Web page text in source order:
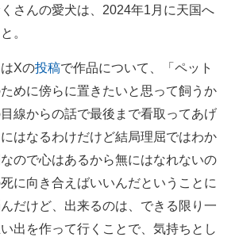
さんの愛犬は、2024年1月に天国へ
。
Xの投稿で作品について、「ペット
めに傍らに置きたいと思って飼うか
線からの話で最後まで看取ってあげ
はなるわけだけど結局理屈ではわか
ので心はあるから無にはなれないの
に向き合えばいいんだということに
だけど、出来るのは、できる限り一
出を作って行くことで、気持ちとし